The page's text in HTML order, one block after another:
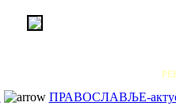
ПРАВОСЛАВЉЕ-